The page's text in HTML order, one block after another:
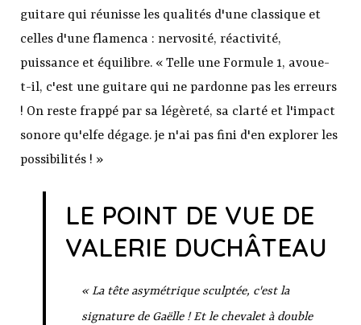
guitare qui réunisse les qualités d'une classique et
celles d'une flamenca : nervosité, réactivité,
puissance et équilibre. « Telle une Formule 1, avoue-
t-il, c'est une guitare qui ne pardonne pas les erreurs
! On reste frappé par sa légèreté, sa clarté et l'impact
sonore qu'elfe dégage. je n'ai pas fini d'en explorer les
possibilités ! »
LE POINT DE VUE DE
VALERIE DUCHÂTEAU
« La tête asymétrique sculptée, c'est la
signature de Gaëlle ! Et le chevalet à double